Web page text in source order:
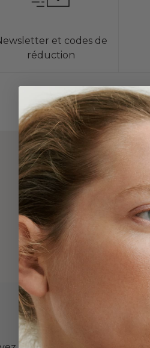
et codes de
réduction
Du
-10 %